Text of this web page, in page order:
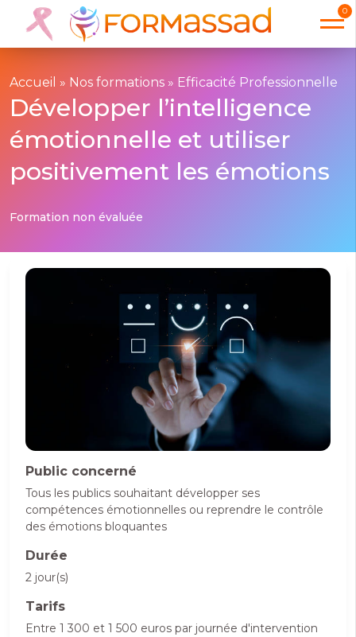
0
Accueil » Nos formations » Efficacité Professionnelle
Développer l’intelligence
émotionnelle et utiliser
positivement les émotions
Formation non évaluée
Public concerné
Tous les publics souhaitant développer ses
compétences émotionnelles ou reprendre le contrôle
des émotions bloquantes
Durée
2 jour(s)
Tarifs
Entre 1 300 et 1 500 euros par journée d'intervention